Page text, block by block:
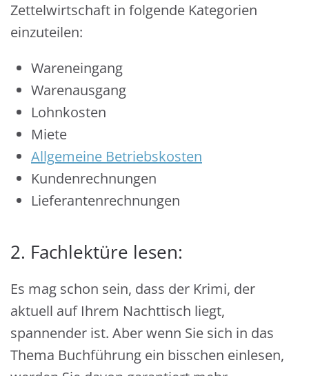
Zettelwirtschaft in folgende Kategorien
einzuteilen:
Wareneingang
Warenausgang
Lohnkosten
Miete
Allgemeine Betriebskosten
Kundenrechnungen
Lieferantenrechnungen
2. Fachlektüre lesen:
Es mag schon sein, dass der Krimi, der
aktuell auf Ihrem Nachttisch liegt,
spannender ist. Aber wenn Sie sich in das
Thema Buchführung ein bisschen einlesen,